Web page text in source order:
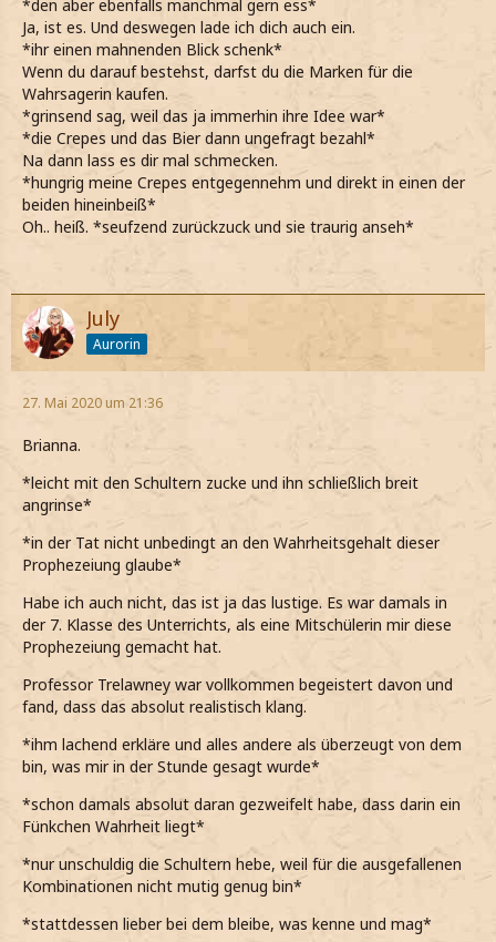
*den aber ebenfalls manchmal gern ess*
Ja, ist es. Und deswegen lade ich dich auch ein.
*ihr einen mahnenden Blick schenk*
Wenn du darauf bestehst, darfst du die Marken für die
Wahrsagerin kaufen.
*grinsend sag, weil das ja immerhin ihre Idee war*
*die Crepes und das Bier dann ungefragt bezahl*
Na dann lass es dir mal schmecken.
*hungrig meine Crepes entgegennehm und direkt in einen der
beiden hineinbeiß*
Oh.. heiß. *seufzend zurückzuck und sie traurig anseh*
July
Aurorin
27. Mai 2020 um 21:36
Brianna.
*leicht mit den Schultern zucke und ihn schließlich breit
angrinse*
*in der Tat nicht unbedingt an den Wahrheitsgehalt dieser
Prophezeiung glaube*
Habe ich auch nicht, das ist ja das lustige. Es war damals in
der 7. Klasse des Unterrichts, als eine Mitschülerin mir diese
Prophezeiung gemacht hat.
Professor Trelawney war vollkommen begeistert davon und
fand, dass das absolut realistisch klang.
*ihm lachend erkläre und alles andere als überzeugt von dem
bin, was mir in der Stunde gesagt wurde*
*schon damals absolut daran gezweifelt habe, dass darin ein
Fünkchen Wahrheit liegt*
*nur unschuldig die Schultern hebe, weil für die ausgefallenen
Kombinationen nicht mutig genug bin*
*stattdessen lieber bei dem bleibe, was kenne und mag*